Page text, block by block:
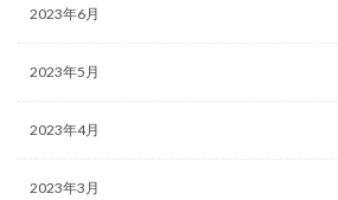
2023年6月
2023年5月
2023年4月
2023年3月